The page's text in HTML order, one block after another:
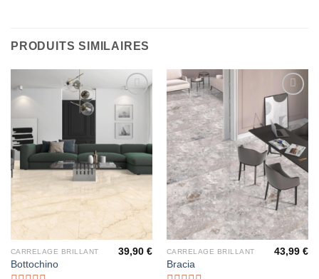
PRODUITS SIMILAIRES
Ajouter
à la liste
d’envies
CARRELAGE BRILLANT
Bottochino
39,90€
Ajouter
à la liste
d’envies
CARRELAGE BRILLANT
Bracia
43,99€